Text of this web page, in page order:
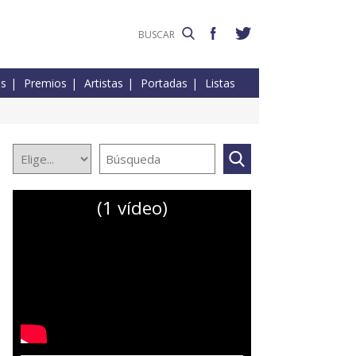
Premios Artistas Portadas Listas
(1 vídeo)